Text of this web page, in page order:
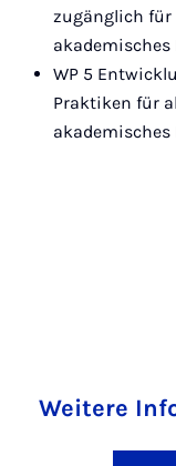
zugänglich
akademisches
WP 5
Praktiken für
akademisches
Weitere